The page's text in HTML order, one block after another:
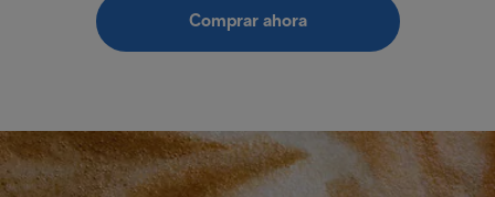
Comprar ahora